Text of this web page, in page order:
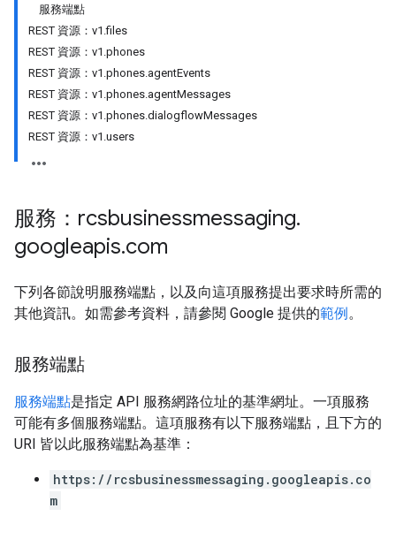
服務端點
REST 資源：v1.files
REST 資源：v1.phones
REST 資源：v1.phones.agentEvents
REST 資源：v1.phones.agentMessages
REST 資源：v1.phones.dialogflowMessages
REST 資源：v1.users
服務：rcsbusinessmessaging.
googleapis.com
下列各節說明服務端點，以及向這項服務提出要求時所需的
其他資訊。如需參考資料，請參閱 Google 提供的範例。
服務端點
服務端點是指定 API 服務網路位址的基準網址。一項服務
可能有多個服務端點。這項服務有以下服務端點，且下方的
URI 皆以此服務端點為基準：
https://rcsbusinessmessaging.googleapis.co
m